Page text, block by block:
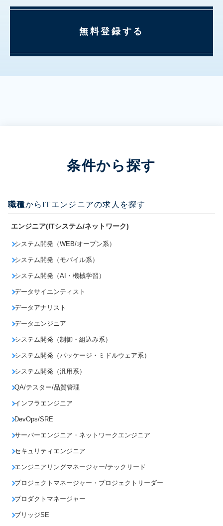
無料登録する
条件から探す
職種からITエンジニアの求人を探す
エンジニア(ITシステム/ネットワーク)
システム開発（WEB/オープン系）
システム開発（モバイル系）
システム開発（AI・機械学習）
データサイエンティスト
データアナリスト
データエンジニア
システム開発（制御・組込み系）
システム開発（パッケージ・ミドルウェア系）
システム開発（汎用系）
QA/テスター/品質管理
インフラエンジニア
DevOps/SRE
サーバーエンジニア・ネットワークエンジニア
セキュリティエンジニア
エンジニアリングマネージャー/テックリード
プロジェクトマネージャー・プロジェクトリーダー
プロダクトマネージャー
ブリッジSE